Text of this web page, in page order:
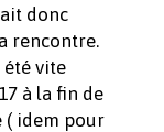
donc
rencontre.
été vite
à la fin de
( idem pour